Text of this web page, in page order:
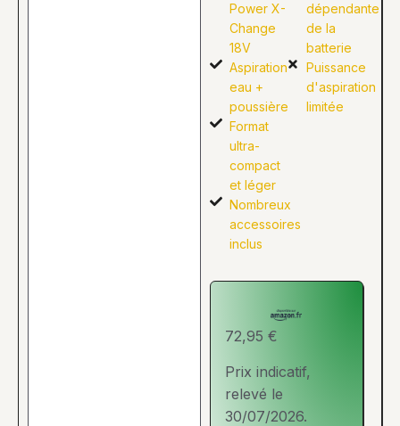
Power X-
Change
18V
Aspiration
eau +
poussière
Format
ultra-
compact
et léger
Nombreux
accessoires
inclus
dépendante
de la
batterie
Puissance
d'aspiration
limitée
72,95 €
Prix indicatif,
relevé le
30/07/2026.